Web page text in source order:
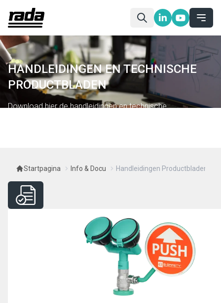
HANDLEIDINGEN EN TECHNISCHE
PRODUCTBLADEN
Download hier de handleidingen en technische
Startpagina Info & Docu Handleidingen Productbladen